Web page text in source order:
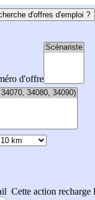
d'offres d'emploi ?
d'offre
Cette action recharge